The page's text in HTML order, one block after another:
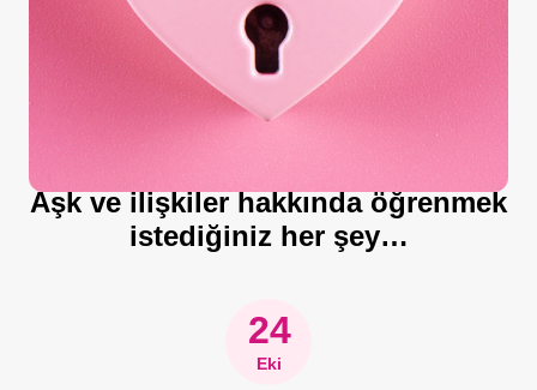
Aşk ve ilişkiler hakkında öğrenmek
istediğiniz her şey…
24
Eki